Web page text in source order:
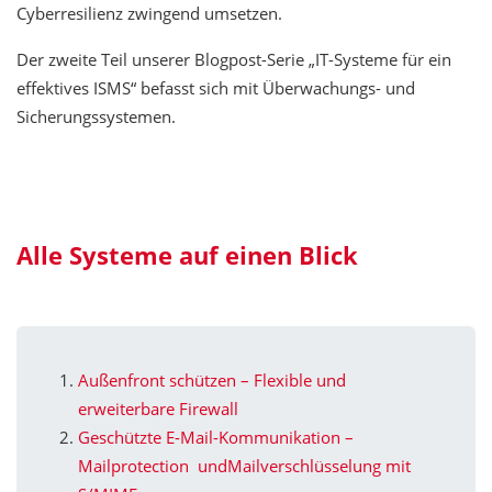
Cyberresilienz zwingend umsetzen.
Der zweite Teil unserer Blogpost-Serie „IT-Systeme für ein
effektives ISMS“ befasst sich mit Überwachungs- und
Sicherungssystemen.
Alle Systeme auf einen Blick
Außenfront schützen – Flexible und
erweiterbare Firewall
Geschützte E-Mail-Kommunikation –
Mailprotection undMailverschlüsselung mit